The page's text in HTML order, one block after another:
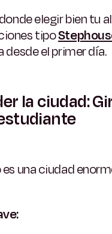
elegir bien tu
tipo
desde el primer día.
la ciudad:
una ciudad